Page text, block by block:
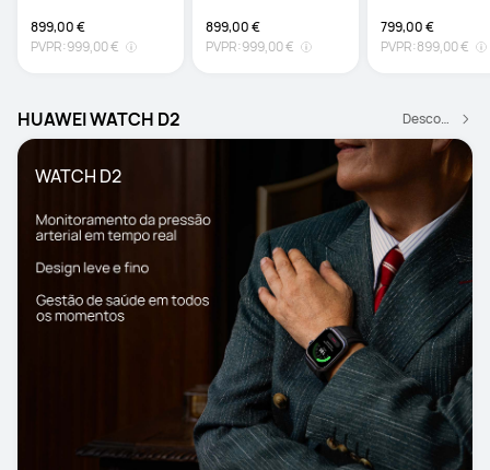
899,00 €
PVPR:999,00 €
899,00 €
PVPR:999,00 €
799,00 €
PVPR:899,00 €
HUAWEI WATCH D2 Descobrir mais
WATCH D2